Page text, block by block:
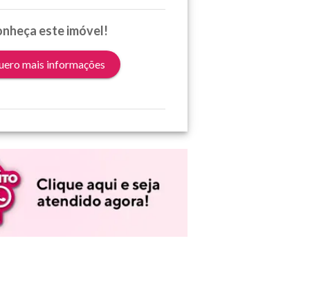
este imóvel!
mais informações